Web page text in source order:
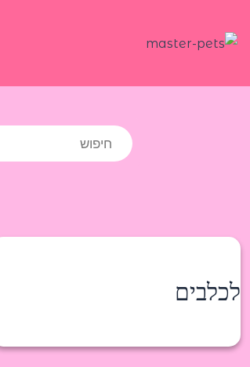
לתוכן
Products
search
לכלבים